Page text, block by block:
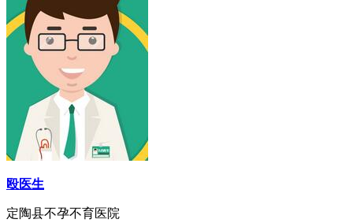
殴医生
定陶县不孕不育医院